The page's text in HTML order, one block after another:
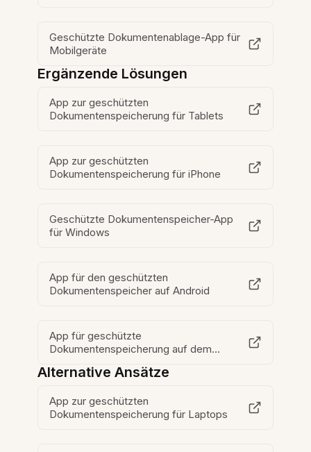
Geschützte Dokumentenablage-App für
Mobilgeräte
Ergänzende Lösungen
App zur geschützten
Dokumentenspeicherung für Tablets
App zur geschützten
Dokumentenspeicherung für iPhone
Geschützte Dokumentenspeicher-App
für Windows
App für den geschützten
Dokumentenspeicher auf Android
App für geschützte
Dokumentenspeicherung auf dem
Alternative Ansätze
App zur geschützten
Dokumentenspeicherung für Laptops